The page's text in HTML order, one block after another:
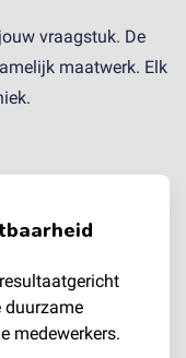
vraagstuk. De
maatwerk. Elk
duurzame
medewerkers.